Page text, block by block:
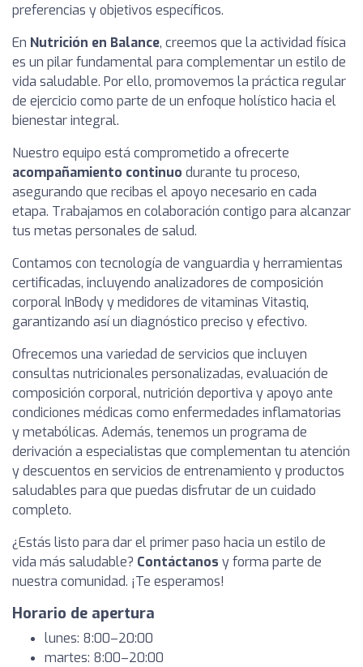
preferencias y objetivos específicos.
En Nutrición en Balance, creemos que la actividad física
es un pilar fundamental para complementar un estilo de
vida saludable. Por ello, promovemos la práctica regular
de ejercicio como parte de un enfoque holístico hacia el
bienestar integral.
Nuestro equipo está comprometido a ofrecerte
acompañamiento continuo durante tu proceso,
asegurando que recibas el apoyo necesario en cada
etapa. Trabajamos en colaboración contigo para alcanzar
tus metas personales de salud.
Contamos con tecnología de vanguardia y herramientas
certificadas, incluyendo analizadores de composición
corporal InBody y medidores de vitaminas Vitastiq,
garantizando así un diagnóstico preciso y efectivo.
Ofrecemos una variedad de servicios que incluyen
consultas nutricionales personalizadas, evaluación de
composición corporal, nutrición deportiva y apoyo ante
condiciones médicas como enfermedades inflamatorias
y metabólicas. Además, tenemos un programa de
derivación a especialistas que complementan tu atención
y descuentos en servicios de entrenamiento y productos
saludables para que puedas disfrutar de un cuidado
completo.
¿Estás listo para dar el primer paso hacia un estilo de
vida más saludable? Contáctanos y forma parte de
nuestra comunidad. ¡Te esperamos!
Horario de apertura
lunes: 8:00–20:00
martes: 8:00–20:00